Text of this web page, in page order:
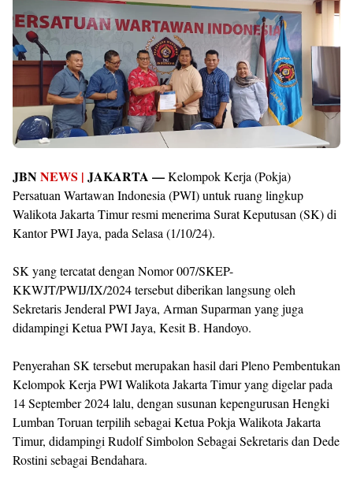
JBNNEWS | JAKARTA —Kelompok Kerja (Pokja)
Persatuan Wartawan Indonesia (PWI) untuk ruang lingkup
Walikota Jakarta Timur resmi menerima Surat Keputusan (SK) di
Kantor PWI Jaya, pada Selasa (1/10/24).
SK yang tercatat dengan Nomor 007/SKEP-
KKWJT/PWIJ/IX/2024 tersebut diberikan langsung oleh
Sekretaris Jenderal PWI Jaya, Arman Suparman yang juga
didampingi Ketua PWI Jaya, Kesit B. Handoyo.
Penyerahan SK tersebut merupakan hasil dari Pleno Pembentukan
Kelompok Kerja PWI Walikota Jakarta Timur yang digelar pada
14 September 2024 lalu, dengan susunan kepengurusan Hengki
Lumban Toruan terpilih sebagai Ketua Pokja Walikota Jakarta
Timur, didampingi Rudolf Simbolon Sebagai Sekretaris dan Dede
Rostini sebagai Bendahara.